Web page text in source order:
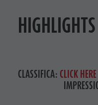
CLASSIFICA: CLICK HERE